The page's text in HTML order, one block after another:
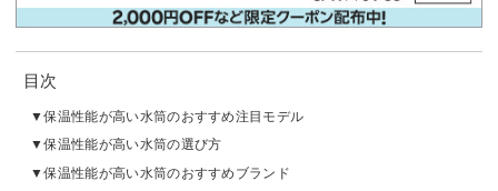
目次
保温性能が高い水筒のおすすめ注目モデル
保温性能が高い水筒の選び方
保温性能が高い水筒のおすすめブランド